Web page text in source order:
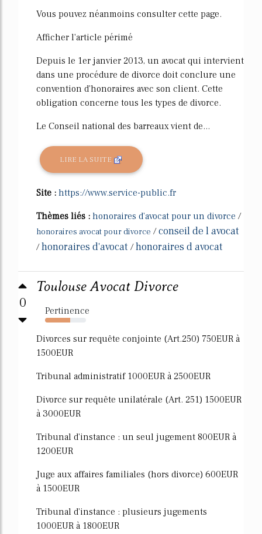
Vous pouvez néanmoins consulter cette page.
Afficher l'article périmé
Depuis le 1er janvier 2013, un avocat qui intervient
dans une procédure de divorce doit conclure une
convention d'honoraires avec son client. Cette
obligation concerne tous les types de divorce.
Le Conseil national des barreaux vient de...
LIRE LA SUITE
Site : https://www.service-public.fr
Thèmes liés : honoraires d'avocat pour un divorce /
honoraires avocat pour divorce /conseil de l avocat
/honoraires d'avocat /honoraires d avocat
0
Toulouse Avocat Divorce
Pertinence
62%
Divorces sur requête conjointe (Art.250) 750EUR à
1500EUR
Tribunal administratif 1000EUR à 2500EUR
Divorce sur requête unilatérale (Art. 251) 1500EUR
à 3000EUR
Tribunal d'instance : un seul jugement 800EUR à
1200EUR
Juge aux affaires familiales (hors divorce) 600EUR
à 1500EUR
Tribunal d'instance : plusieurs jugements
1000EUR à 1800EUR